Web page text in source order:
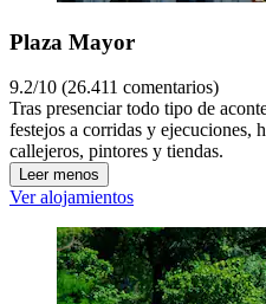
Plaza Mayor
9.2/10 (26.411 comentarios)
Tras presenciar todo tipo de
festejos a corridas y ejecuciones,
callejeros, pintores y tiendas.
Leer menos
Ver alojamientos